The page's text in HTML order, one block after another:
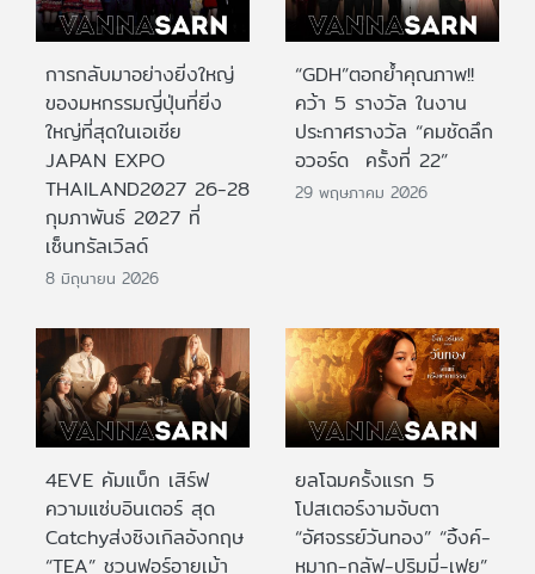
การกลับมาอย่างยิ่งใหญ่
ของมหกรรมญี่ปุ่นที่ยิ่ง
ใหญ่ที่สุดในเอเชีย
JAPAN EXPO
THAILAND2027 26-28
กุมภาพันธ์ 2027 ที่
เซ็นทรัลเวิลด์
8 มิถุนายน 2026
“GDH”ตอกย้ำคุณภาพ!!
คว้า 5 รางวัล ในงาน
ประกาศรางวัล “คมชัดลึก
อวอร์ด ครั้งที่ 22”
29 พฤษภาคม 2026
4EVE คัมแบ็ก เสิร์ฟ
ความแซ่บอินเตอร์ สุด
Catchyส่งซิงเกิลอังกฤษ
“TEA” ชวนฟอร์อายเม้า
ยลโฉมครั้งแรก 5
โปสเตอร์งามจับตา
“อัศจรรย์วันทอง” “อิ้งค์-
หมาก-กลัฟ-ปริมมี่-เฟย”